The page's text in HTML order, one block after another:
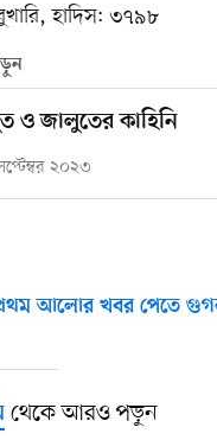
হাদিস: ৩৭৯৮
ও জালুতের কাহিনি
২০২৩
আলোর খবর পেতে
থেকে আরও পড়ুন